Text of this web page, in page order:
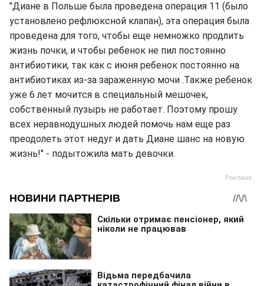
"Диане в Польше была проведена операция 11 (было
установлено рефлюксной клапан), эта операция была
проведена для того, чтобы еще немножко продлить
жизнь почки, и чтобы ребенок не пил постоянно
антибиотики, так как с июня ребенок постоянно на
антибиотиках из-за зараженную мочи .Также ребенок
уже 6 лет мочится в специальный мешочек,
собственный пузырь не работает. Поэтому прошу
всех неравнодушных людей помочь нам еще раз
преодолеть этот недуг и дать Диане шанс на новую
жизнь!" - подытожила мать девочки.